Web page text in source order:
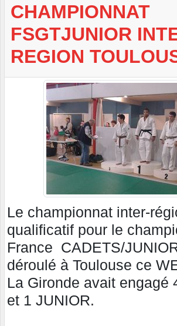
CHAMPIONNAT
FSGTJUNIOR
REGION
Le championnat inter-
qualificatif pour le
France CADETS/
déroulé à Toulouse ce
La Gironde avait engagé
et 1 JUNIOR.